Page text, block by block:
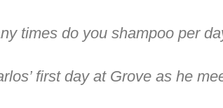
times do you shampoo per
first day at Grove as he